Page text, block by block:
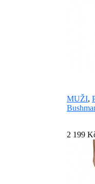
MUŽI,
2 199